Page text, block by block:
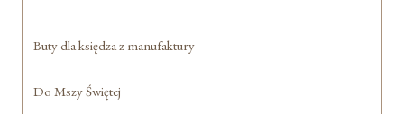
Buty dla księdza z manufaktury
Do Mszy Świętej